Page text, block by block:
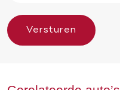
Versturen